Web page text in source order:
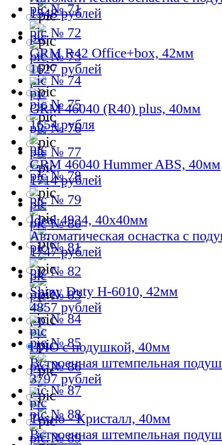
№ 71
№ 72
№ 73
№ 74
№ 75
№ 76
№ 77
№ 78
№ 79
№ 80
№ 81
№ 82
№ 83
№ 84
№ 85
№ 86
№ 87
№ 88
№ 89
1548 рублей
GRM R42 Office+box, 42мм
1627 рублей
GRM 46040 (R40) plus, 40мм
1654 рубля
GRM 46040 Hummer ABS, 40мм
1714 рублей
Ideal 4924, 40х40мм
Автоматическая оснастка с
1747 рублей
Shiny Duty H-6010, 42мм
4857 рублей
НЛО с подушкой, 40мм
Встроенная штемпельная
3797 рублей
Техно - Кристалл, 40мм
Встроенная штемпельная